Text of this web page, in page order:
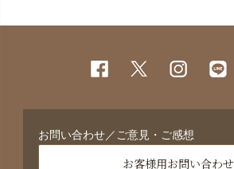
お問い合わせ／ご意見・ご感想
お客様用お問い合わせ